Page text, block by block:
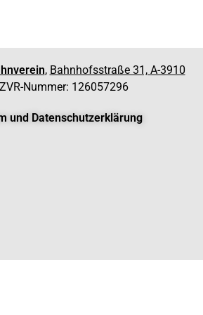
, Bahnhofsstraße 31, A-3910
Nummer: 126057296
und Datenschutzerklärung